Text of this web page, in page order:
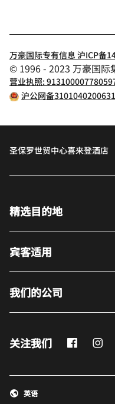
万豪国际专有信息 沪ICP备
© 1996 - 2023 万豪国际
营业执照:
沪公网备
圣保罗世贸中心喜来登酒店
精选目的地
宾客适用
我们的公司
关注我们
英语